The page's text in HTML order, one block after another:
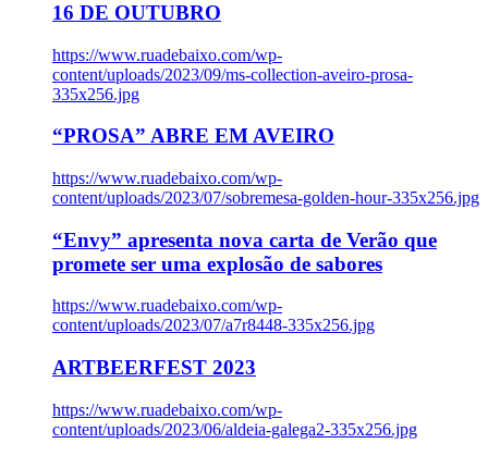
16 DE OUTUBRO
https://www.ruadebaixo.com/wp-
content/uploads/2023/09/ms-collection-aveiro-prosa-
335x256.jpg
“PROSA” ABRE EM AVEIRO
https://www.ruadebaixo.com/wp-
content/uploads/2023/07/sobremesa-golden-hour-335x256.jpg
“Envy” apresenta nova carta de Verão que
promete ser uma explosão de sabores
https://www.ruadebaixo.com/wp-
content/uploads/2023/07/a7r8448-335x256.jpg
ARTBEERFEST 2023
https://www.ruadebaixo.com/wp-
content/uploads/2023/06/aldeia-galega2-335x256.jpg